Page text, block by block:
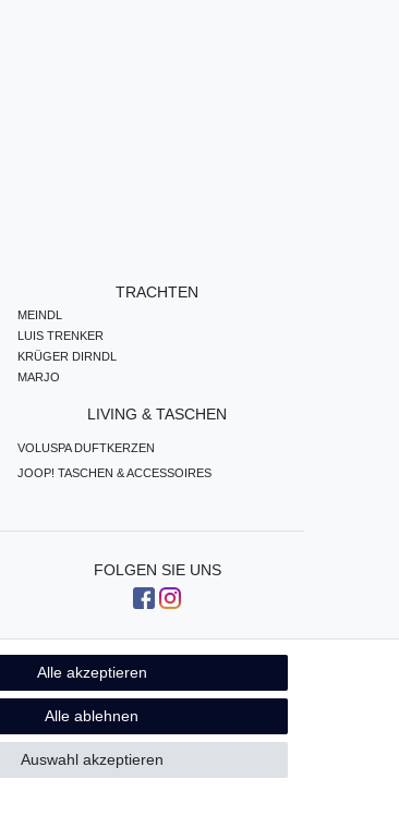
TRACHTEN
MEINDL
LUIS TRENKER
KRÜGER DIRNDL
MARJO
LIVING & TASCHEN
VOLUSPA DUFTKERZEN
JOOP! TASCHEN & ACCESSOIRES
FOLGEN SIE UNS
Alle akzeptieren
Alle ablehnen
Auswahl akzeptieren